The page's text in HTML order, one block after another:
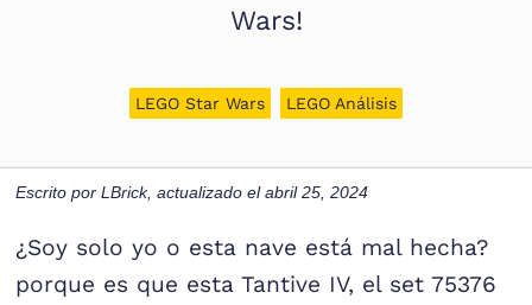
Wars!
LEGO Star Wars LEGO Análisis
Escrito porLBrick, actualizado elabril 25, 2024
¿Soy solo yo o esta nave está mal hecha?
porque es que esta Tantive IV, el set 75376